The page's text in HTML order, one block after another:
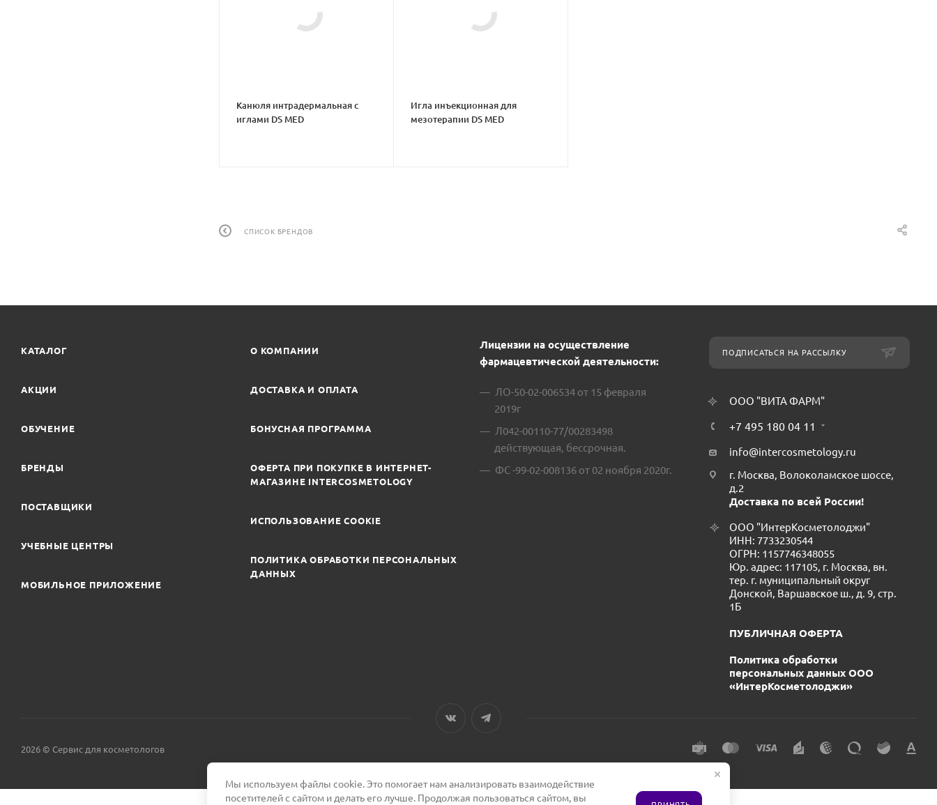
Канюля интрадермальная с
иглами DS MED
Игла инъекционная для
мезотерапии DS MED
СПИСОК БРЕНДОВ
КАТАЛОГ
АКЦИИ
ОБУЧЕНИЕ
БРЕНДЫ
ПОСТАВЩИКИ
УЧЕБНЫЕ ЦЕНТРЫ
МОБИЛЬНОЕ ПРИЛОЖЕНИЕ
О КОМПАНИИ
ДОСТАВКА И ОПЛАТА
БОНУСНАЯ ПРОГРАММА
ОФЕРТА ПРИ ПОКУПКЕ В ИНТЕРНЕТ-
МАГАЗИНЕ INTERCOSMETOLOGY
ИСПОЛЬЗОВАНИЕ COOKIE
ПОЛИТИКА ОБРАБОТКИ ПЕРСОНАЛЬНЫХ
ДАННЫХ
Лицензии на осуществление
фармацевтической деятельности:
ЛО-50-02-006534 от 15 февраля
2019г
Л042-00110-77/00283498
действующая, бессрочная.
ФС -99-02-008136 от 02 ноября 2020г.
ПОДПИСАТЬСЯ НА РАССЫЛКУ
ООО "ВИТА ФАРМ"
+7 495 180 04 11
info@intercosmetology.ru
г. Москва, Волоколамское шоссе,
д.2
Доставка по всей России!
ООО "ИнтерКосметолоджи"
ИНН: 7733230544
ОГРН: 1157746348055
Юр. адрес: 117105, г. Москва, вн.
тер. г. муниципальный округ
Донской, Варшавское ш., д. 9, стр.
1Б
ПУБЛИЧНАЯ ОФЕРТА
Политика обработки
персональных данных ООО
«ИнтерКосметолоджи»
2026 © Сервис для косметологов
Мы используем файлы cookie. Это помогает нам анализировать взаимодействие
посетителей с сайтом и делать его лучше. Продолжая пользоваться сайтом, вы